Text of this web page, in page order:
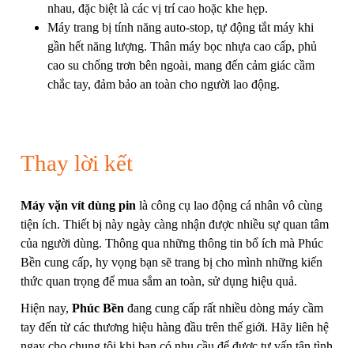
nhau, đặc biệt là các vị trí cao hoặc khe hẹp.
Máy trang bị tính năng auto-stop, tự động tắt máy khi
gần hết năng lượng. Thân máy bọc nhựa cao cấp, phủ
cao su chống trơn bên ngoài, mang đến cảm giác cầm
chắc tay, đảm bảo an toàn cho người lao động.
Thay lời kết
Máy vặn vít dùng pin là công cụ lao động cá nhân vô cùng
tiện ích. Thiết bị này ngày càng nhận được nhiều sự quan tâm
của người dùng. Thông qua những thông tin bổ ích mà Phúc
Bền cung cấp, hy vọng bạn sẽ trang bị cho mình những kiến
thức quan trọng để mua sắm an toàn, sử dụng hiệu quả.
Hiện nay, Phúc Bền đang cung cấp rất nhiều dòng máy cầm
tay đến từ các thương hiệu hàng đầu trên thế giới. Hãy liên hệ